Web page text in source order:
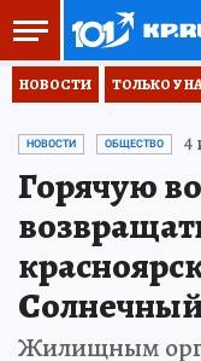
НОВОСТИ ТОЛЬКО У
НОВОСТИ ОБЩЕСТВО 4
Горячую
Жилищным